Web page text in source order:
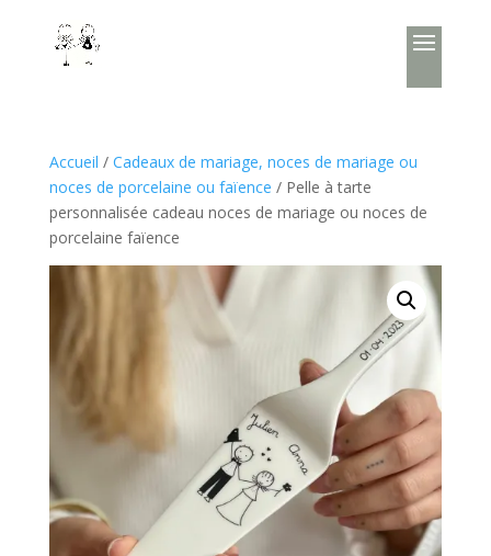
Accueil / Cadeaux de mariage, noces de mariage ou
noces de porcelaine ou faïence / Pelle à tarte
personnalisée cadeau noces de mariage ou noces de
porcelaine faïence